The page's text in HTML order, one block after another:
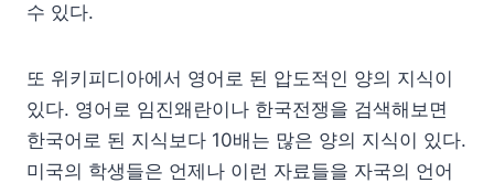
수 있다.
또 위키피디아에서 영어로 된 압도적인 양의 지식이
있다. 영어로 임진왜란이나 한국전쟁을 검색해보면
한국어로 된 지식보다 10배는 많은 양의 지식이 있다.
미국의 학생들은 언제나 이런 자료들을 자국의 언어